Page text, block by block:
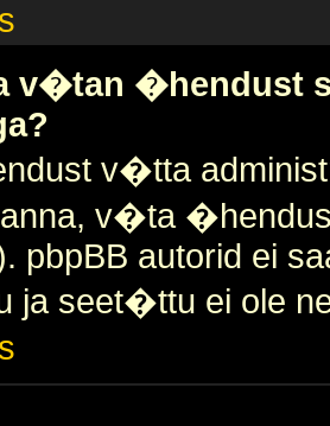
v�tan �hendust
v�tta
v�ta
pbpBB autorid ei
ja seet�ttu ei ole